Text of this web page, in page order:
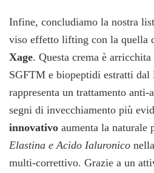
Infine, concludiamo la nostra
viso effetto lifting con la quella
Xage. Questa crema è
SGFTM e biopeptidi estratti
rappresenta un trattamento anti-
segni di invecchiamento più
innovativo aumenta la naturale
Elastina e Acido Ialuronico
multi-correttivo. Grazie a un